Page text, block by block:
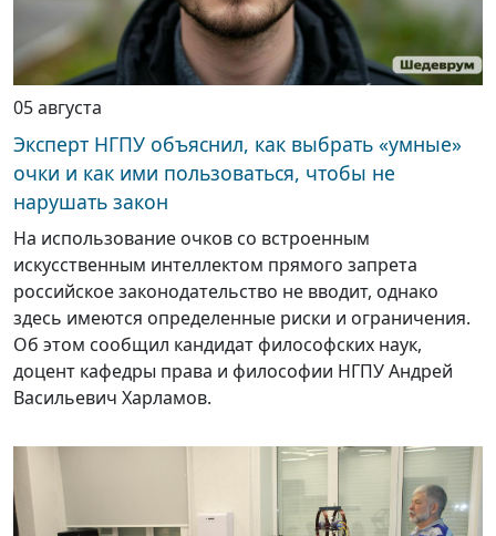
05 августа
Эксперт НГПУ объяснил, как выбрать «умные»
очки и как ими пользоваться, чтобы не
нарушать закон
На использование очков со встроенным
искусственным интеллектом прямого запрета
российское законодательство не вводит, однако
здесь имеются определенные риски и ограничения.
Об этом сообщил кандидат философских наук,
доцент кафедры права и философии НГПУ Андрей
Васильевич Харламов.